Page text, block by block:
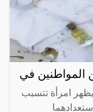
المواطنين في
امرأة تتسبب